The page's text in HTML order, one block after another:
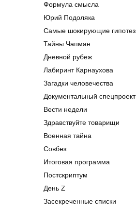
Формула смысла
Юрий Подоляка
Самые шокирующие
Тайны Чапман
Дневной рубеж
Лабиринт Карнаухова
Загадки человечества
Документальный спецпроект
Вести недели
Здравствуйте товарищи
Военная тайна
Совбез
Итоговая программа
Постскриптум
День Z
Засекреченные списки